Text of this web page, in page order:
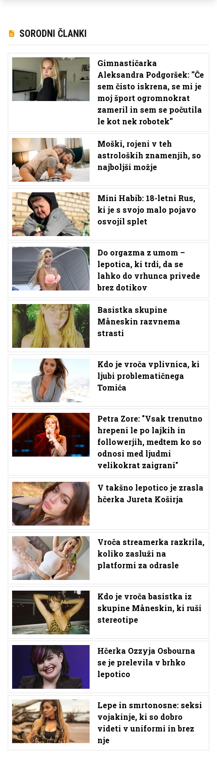
SORODNI ČLANKI
Gimnastičarka
Aleksandra Podgoršek: ''Če
sem čisto iskrena, se mi je
moj šport ogromnokrat
zameril in sem se počutila
le kot nek robotek''
Moški, rojeni v teh
astroloških znamenjih, so
najboljši možje
Mini Habib: 18-letni Rus,
ki je s svojo malo pojavo
osvojil splet
Do orgazma z umom –
lepotica, ki trdi, da se
lahko do vrhunca privede
brez dotikov
Basistka skupine
Måneskin razvnema
strasti
Kdo je vroča vplivnica, ki
ljubi problematičnega
Tomića
Petra Zore: "Vsak trenutno
hrepeni le po lajkih in
followerjih, medtem ko so
odnosi med ljudmi
velikokrat zaigrani"
V takšno lepotico je zrasla
hčerka Jureta Koširja
Vroča streamerka razkrila,
koliko zasluži na
platformi za odrasle
Kdo je vroča basistka iz
skupine Måneskin, ki ruši
stereotipe
Hčerka Ozzyja Osbourna
se je prelevila v brhko
lepotico
Lepe in smrtonosne: seksi
vojakinje, ki so dobro
videti v uniformi in brez
nje